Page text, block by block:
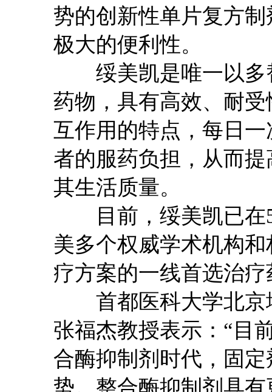
势的创新性单片复方
极大的便利性。
绥美凯是唯一以多
药物，具有高效、耐
互作用的特点，每日
者的服药负担，从而
其生活质量。
目前，绥美凯已在
美多个权威学术机构
疗方案的一线首选治疗
首都医科大学北京
张福杰教授表示：“目
合酶抑制剂时代，固